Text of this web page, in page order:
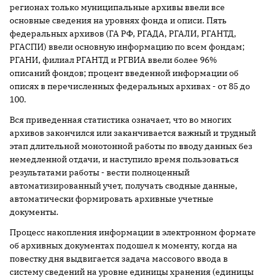
регионах только муниципальные архивы ввели все
основные сведения на уровнях фонда и описи. Пять
федеральных архивов (ГА РФ, РГАДА, РГАЛИ, РГАНТД,
РГАСПИ) ввели основную информацию по всем фондам;
РГАНИ, филиал РГАНТД и РГВИА ввели более 96%
описаний фондов; процент введенной информации об
описях в перечисленных федеральных архивах - от 85 до
100.
Вся приведенная статистика означает, что во многих
архивов закончился или заканчивается важный и трудный
этап длительной монотонной работы по вводу данных без
немедленной отдачи, и наступило время пользоваться
результатами работы - вести полноценный
автоматизированный учет, получать сводные данные,
автоматически формировать архивные учетные
документы.
Процесс накопления информации в электронном формате
об архивных документах подошел к моменту, когда на
повестку дня выдвигается задача массового ввода в
систему сведений на уровне единицы хранения (единицы